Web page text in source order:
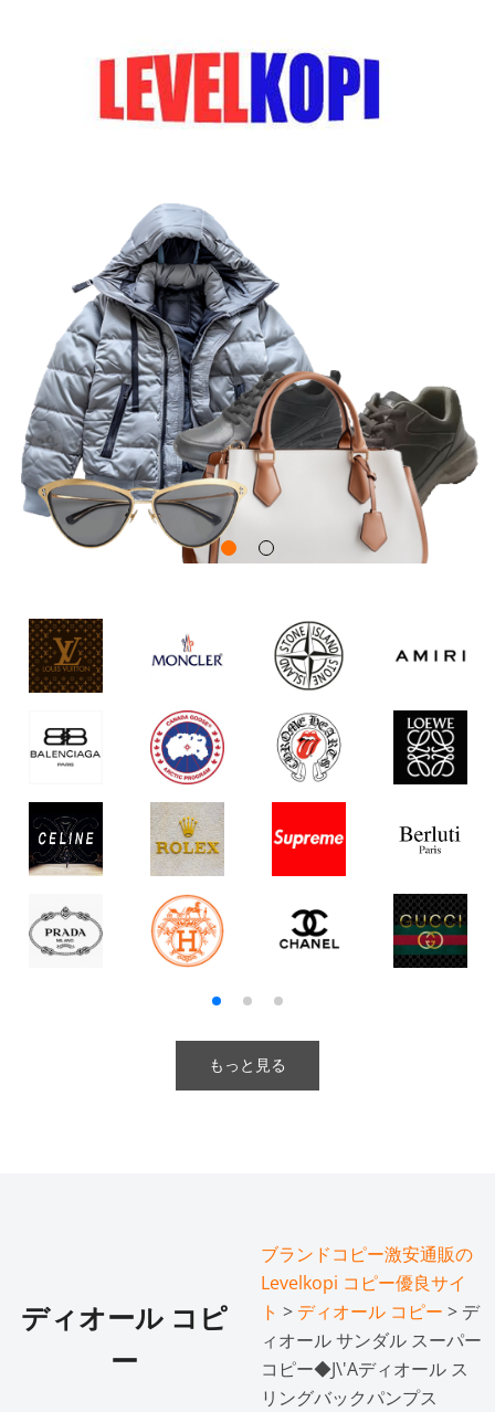
もっと見る
ディオール コピ
ー
ブランドコピー激安通販の
Levelkopi コピー優良サイ
ト > ディオール コピー > デ
ィオール サンダル スーパー
コピー◆J\'Aディオール ス
リングバックパンプス